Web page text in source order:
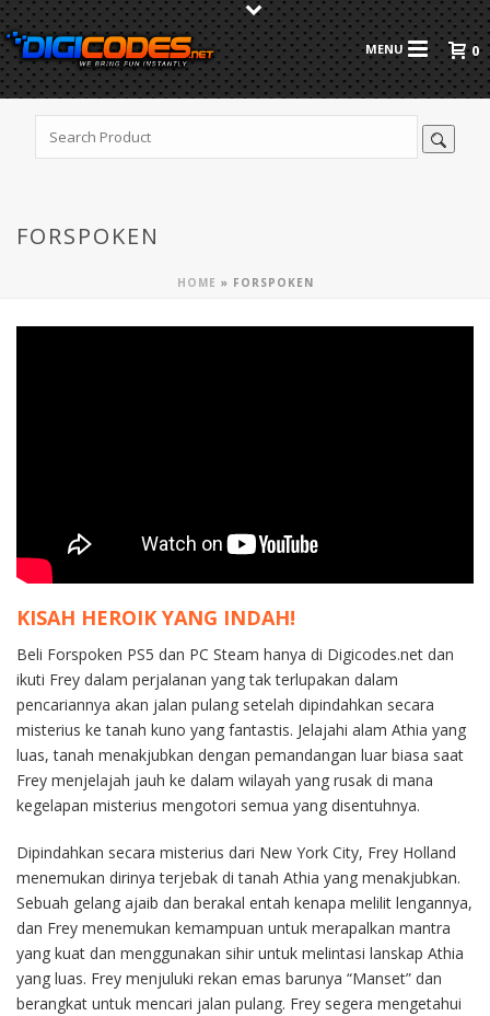
0
FORSPOKEN
HOME » FORSPOKEN
KISAH HEROIK YANG INDAH!
Beli Forspoken PS5 dan PC Steam hanya di Digicodes.net dan
ikuti Frey dalam perjalanan yang tak terlupakan dalam
pencariannya akan jalan pulang setelah dipindahkan secara
misterius ke tanah kuno yang fantastis. Jelajahi alam Athia yang
luas, tanah menakjubkan dengan pemandangan luar biasa saat
Frey menjelajah jauh ke dalam wilayah yang rusak di mana
kegelapan misterius mengotori semua yang disentuhnya.
Dipindahkan secara misterius dari New York City, Frey Holland
menemukan dirinya terjebak di tanah Athia yang menakjubkan.
Sebuah gelang ajaib dan berakal entah kenapa melilit lengannya,
dan Frey menemukan kemampuan untuk merapalkan mantra
yang kuat dan menggunakan sihir untuk melintasi lanskap Athia
yang luas. Frey menjuluki rekan emas barunya “Manset” dan
berangkat untuk mencari jalan pulang. Frey segera mengetahui